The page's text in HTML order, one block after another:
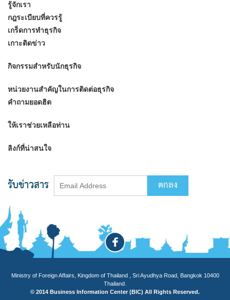
รู้จักเรา
กฎระเบียบที่ควรรู้
เกร็ดการทำธุรกิจ
เกาะติดข่าว
กิจกรรมสำหรับนักธุรกิจ
หน่วยงานสำคัญในการติดต่อธุรกิจ
คำถามยอดฮิต
ให้เราช่วยเหลือท่าน
ลิงก์ที่น่าสนใจ
รับข่าวสาร
Ministry of Foreign Affairs, Kingdom of Thailand , Sri Ayudhya Road, Bangkok 10400
Thailand.
© 2014 Business Information Center (BIC) All Rights Reserved.